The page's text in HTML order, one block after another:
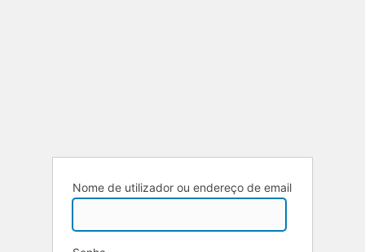
Nome de utilizador ou endereço de email